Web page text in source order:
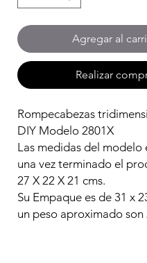
Agregar al
Realizar
Rompecabezas
DIY Modelo 2801X
Las medidas del modelo
una vez terminado el
27 X 22 X 21 cms.
Su Empaque es de 31 x
un peso aproximado son